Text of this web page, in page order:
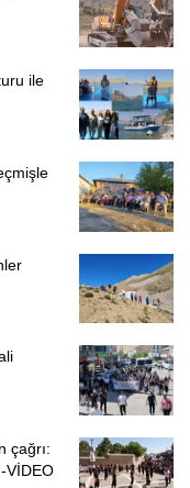
ile
çağrı:
VİDEO